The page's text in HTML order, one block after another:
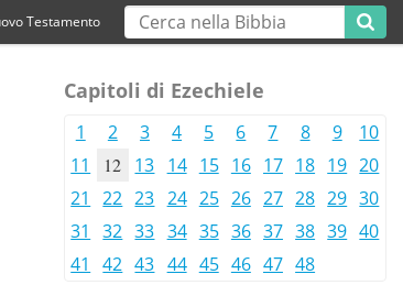
Testamento
Capitoli di Ezechiele
1 2 3 4 5 6 7 8 9
10
11
12 13 14 15 16 17 18 19 20
21
22 23 24 25 26 27 28 29 30
31
32 33 34 35 36 37 38 39 40
41
42 43 44 45 46 47 48